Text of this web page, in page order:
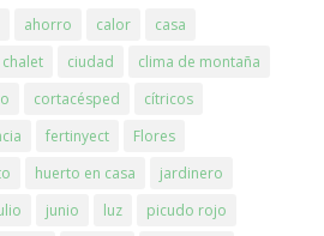
ahorro calor
casa
chalet ciudad
clima de montaña
cortacésped
cítricos
fertinyect
Flores
huerto en casa
jardinero
junio luz
picudo rojo